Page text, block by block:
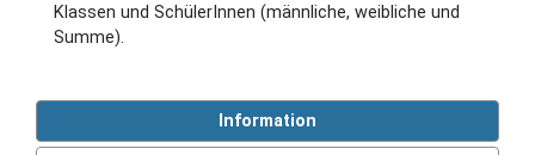
Klassen und SchülerInnen (männliche, weibliche und
Summe).
Information